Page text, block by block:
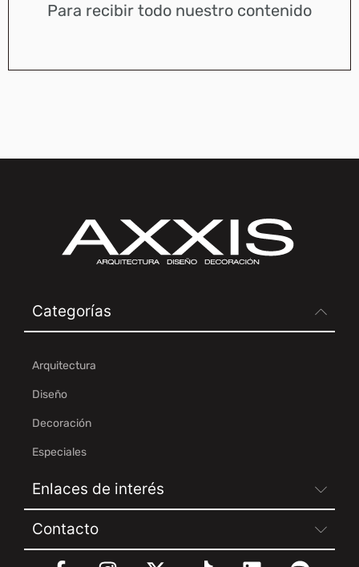
Para recibir todo nuestro contenido
Categorías
Arquitectura
Diseño
Decoración
Especiales
Enlaces de interés
Contacto